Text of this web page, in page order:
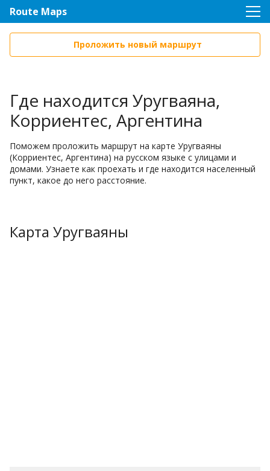
Route Maps
Проложить новый маршрут
Где находится Уругваяна,
Корриентес, Аргентина
Поможем проложить маршрут на карте Уругваяны
(Корриентес, Аргентина) на русском языке с улицами и
домами. Узнаете как проехать и где находится населенный
пункт, какое до него расстояние.
Карта Уругваяны